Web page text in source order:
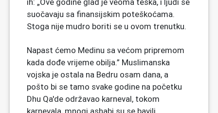
suočavaju sa finansijskim poteškoćama.
Stoga nije mudro boriti se u ovom trenutku.
Napast ćemo Medinu sa većom pripremom
kada dođe vrijeme obilja.” Muslimanska
vojska je ostala na Bedru osam dana, a
pošto bi se tamo svake godine na početku
Dhu Qa'de održavao karneval, tokom